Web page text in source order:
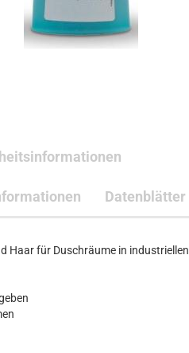
Datenblätter
Haar für Duschräume in